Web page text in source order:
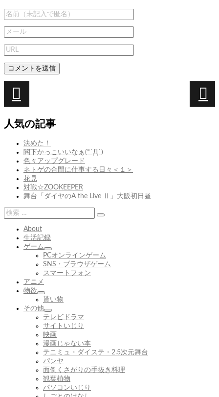
投
稿
ビ
の
投
ぴ
ぺ
す
ぎ
て
指
つ
り
そ
ー
人気の記事
決めた！
閣下かっこいいなぁ(*´Д`)
色々アップグレード
ネトゲの合間に仕事する日々＜１＞
花見
対戦☆ZOOKEEPER
舞台「ダイヤのA the Live Ⅱ」大阪初日昼
検
索:
検
About
生活記録
ゲーム
サ
ブ
メ
ー
展
開
PCオンラインゲーム
SNS・ブラウザゲーム
スマートフォン
アニメ
物欲
サ
ブ
メ
ニ
ュ
ー
を
展
開
貰い物
その他
サ
ブ
メ
ニ
ュ
ー
を
展
開
テレビドラマ
サイトいじり
映画
漫画じゃない本
テニミュ・ダイステ・2.5次元舞台
パンヤ
面倒くさがりの手抜き料理
観葉植物
パソコンいじり